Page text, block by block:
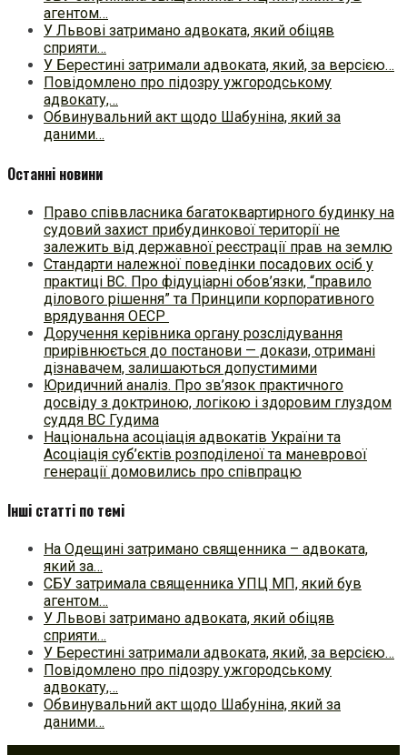
агентом…
У Львові затримано адвоката, який обіцяв
сприяти…
У Берестині затримали адвоката, який, за версією…
Повідомлено про підозру ужгородському
адвокату,…
Обвинувальний акт щодо Шабуніна, який за
даними…
Останні новини
Право співвласника багатоквартирного будинку на
судовий захист прибудинкової території не
залежить від державної реєстрації прав на землю
Стандарти належної поведінки посадових осіб у
практиці ВC. Про фідуціарні обов’язки, “правило
ділового рішення” та Принципи корпоративного
врядування ОЕСР
Доручення керівника органу розслідування
прирівнюється до постанови — докази, отримані
дізнавачем, залишаються допустимими
Юридичний аналіз. Про зв’язок практичного
досвіду з доктриною, логікою і здоровим глуздом
суддя ВС Гудима
Національна асоціація адвокатів України та
Асоціація суб’єктів розподіленої та маневрової
генерації домовились про співпрацю
Інші статті по темі
На Одещині затримано священника – адвоката,
який за…
СБУ затримала священника УПЦ МП, який був
агентом…
У Львові затримано адвоката, який обіцяв
сприяти…
У Берестині затримали адвоката, який, за версією…
Повідомлено про підозру ужгородському
адвокату,…
Обвинувальний акт щодо Шабуніна, який за
даними…